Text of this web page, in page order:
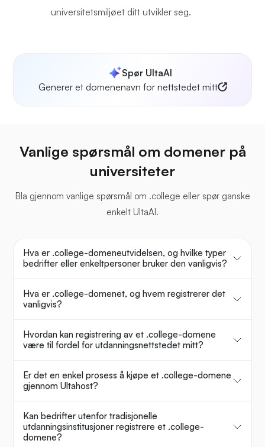
universitetsmiljøet ditt utvikler seg.
Spør UltaAI
Generer et domenenavn for nettstedet mitt
Vanlige spørsmål om domener på
universiteter
Bla gjennom vanlige spørsmål om .college eller spør ganske
enkelt UltaAI.
Hva er .college-domeneutvidelsen, og hvilke typer
bedrifter eller enkeltpersoner bruker den vanligvis?
Hva er .college-domenet, og hvem registrerer det
vanligvis?
Hvordan kan registrering av et .college-domene
være til fordel for utdanningsnettstedet mitt?
Er det en enkel prosess å kjøpe et .college-domene
gjennom Ultahost?
Kan bedrifter utenfor tradisjonelle
utdanningsinstitusjoner registrere et .college-
domene?